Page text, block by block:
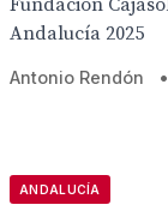
Fundación
Andalucía 2025
Antonio Rendón •
ANDALUCÍA